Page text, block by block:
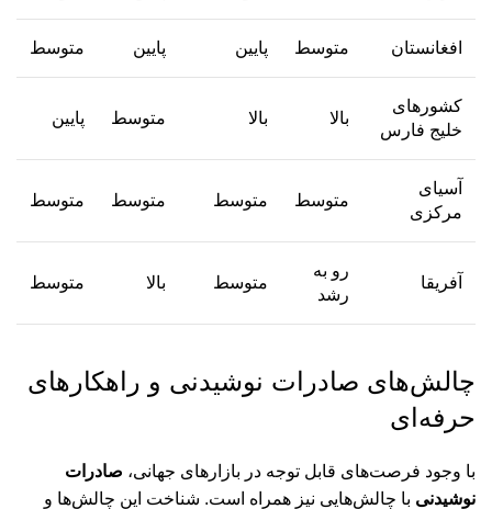
افغانستان متوسط پایین پایین متوسط
کشورهای
خلیج فارس
بالا بالا متوسط پایین
آسیای
مرکزی
متوسط متوسط متوسط متوسط
آفریقا
رو به
رشد
متوسط بالا متوسط
چالش‌های صادرات نوشیدنی و راهکارهای
حرفه‌ای
با وجود فرصت‌های قابل توجه در بازارهای جهانی، صادرات
نوشیدنی با چالش‌هایی نیز همراه است. شناخت این چالش‌ها و